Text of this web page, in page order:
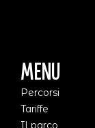
Menu
Percorsi
Tariffe
Il parco